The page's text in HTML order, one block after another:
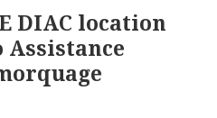
DIAC location
Assistance